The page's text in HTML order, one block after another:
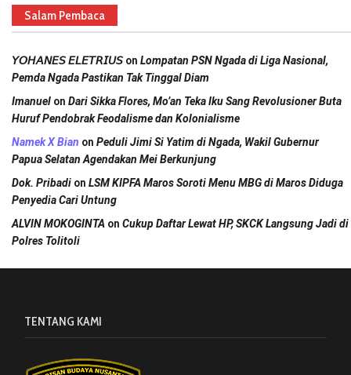
Salam Pembaca
𝘠𝘖𝘏𝘈𝘕𝘌𝘚 𝘌𝘓𝘌𝘛𝘙𝘐𝘜𝘚 on Lompatan PSN Ngada di Liga Nasional,
Pemda Ngada Pastikan Tak Tinggal Diam
Imanuel on Dari Sikka Flores, Mo’an Teka Iku Sang Revolusioner Buta
Huruf Pendobrak Feodalisme dan Kolonialisme
Namek X Bian on Peduli Jimi Si Yatim di Ngada, Wakil Gubernur
Papua Selatan Agendakan Mei Berkunjung
Dok. Pribadi on LSM KIPFA Maros Soroti Menu MBG di Maros Diduga
Penyedia Cari Untung
ALVIN MOKOGINTA on Cukup Daftar Lewat HP, SKCK Langsung Jadi di
Polres Tolitoli
TENTANG KAMI